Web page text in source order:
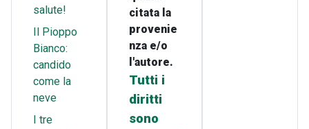
salute!
Il Pioppo
Bianco:
candido
come la
neve
I tre
citata la
provenie
nza e/o
l'autore.
Tutti i
diritti
sono